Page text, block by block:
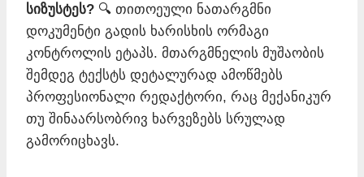
სიზუსტეს? 🔍 თითოეული ნათარგმნი
დოკუმენტი გადის ხარისხის ორმაგი
კონტროლის ეტაპს. მთარგმნელის მუშაობის
შემდეგ ტექსტს დეტალურად ამოწმებს
პროფესიონალი რედაქტორი, რაც მექანიკურ
თუ შინაარსობრივ ხარვეზებს სრულად
გამორიცხავს.